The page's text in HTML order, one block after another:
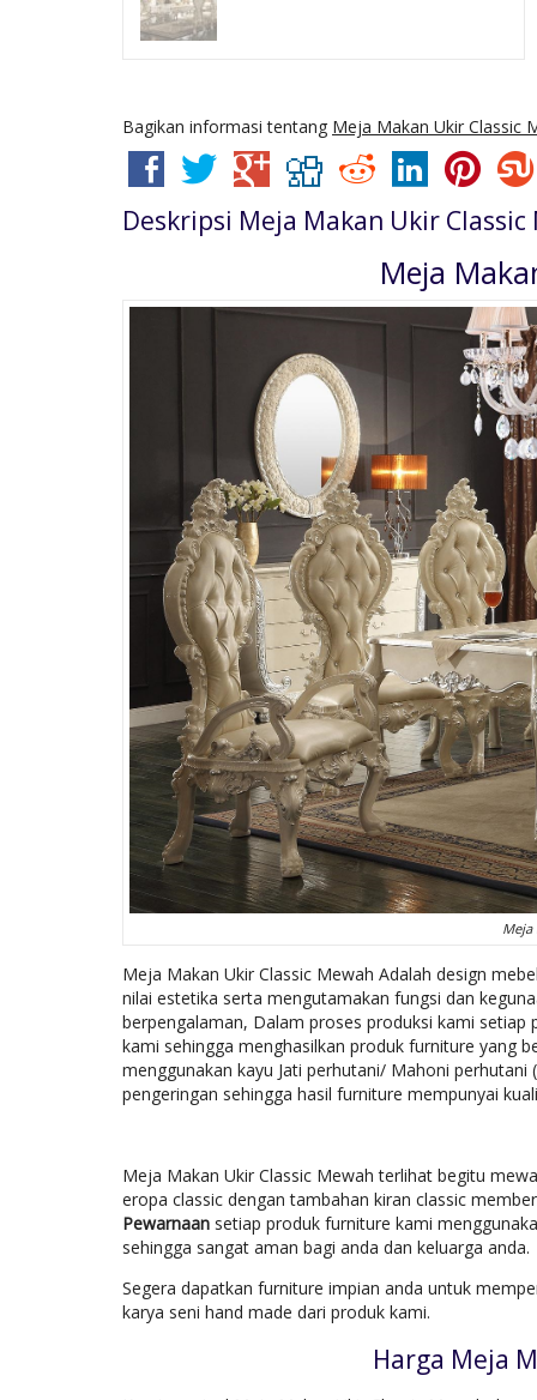
Bagikan informasi tentang Meja Makan Ukir Classic
Deskripsi Meja Makan Ukir Classic
Meja
Meja
Meja Makan Ukir Classic Mewah Adalah design
nilai estetika serta mengutamakan fungsi dan
berpengalaman, Dalam proses produksi kami setiap
kami sehingga menghasilkan produk furniture yang
menggunakan kayu Jati perhutani/ Mahoni
pengeringan sehingga hasil furniture mempunyai
Meja Makan Ukir Classic Mewah terlihat begitu
eropa classic dengan tambahan kiran classic
Pewarnaan setiap produk furniture kami
sehingga sangat aman bagi anda dan keluarga anda.
Segera dapatkan furniture impian anda untuk
karya seni hand made dari produk kami.
Harga Meja